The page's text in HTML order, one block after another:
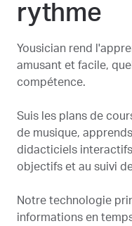
rythme
Yousician rend
amusant et facile,
compétence.
Suis les plans de
de musique,
didacticiels
objectifs et au suivi
Notre technologie
informations en